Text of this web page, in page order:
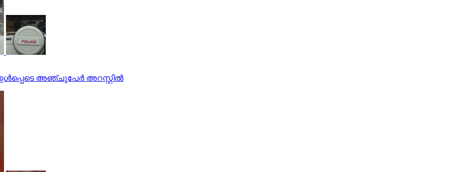
അഞ്ചുപേര്‍ അറസ്റ്റില്‍